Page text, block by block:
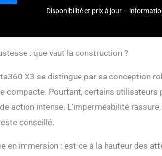
Disponibilité et prix à jour –
: que vaut la construction ?
X3 se distingue par sa conception
compacte. Pourtant, certains utilisateurs
action intense. L’imperméabilité
conseillé.
en immersion : est-ce à la hauteur des